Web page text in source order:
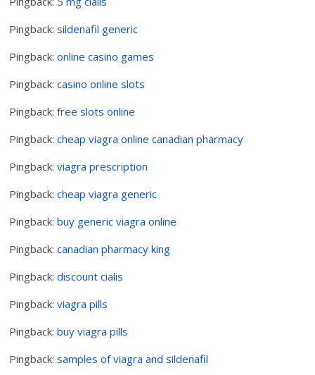
Pingback:sildenafil generic
Pingback:online casino games
Pingback:casino online slots
Pingback:free slots online
Pingback:cheap viagra online canadian pharmacy
Pingback:viagra prescription
Pingback:cheap viagra generic
Pingback:buy generic viagra online
Pingback:canadian pharmacy king
Pingback:discount cialis
Pingback:viagra pills
Pingback:buy viagra pills
Pingback:samples of viagra and sildenafil